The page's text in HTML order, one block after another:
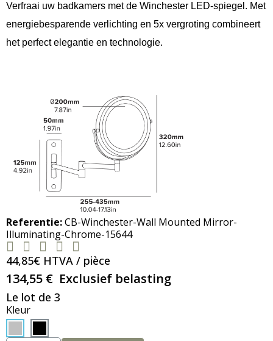
Verfraai uw badkamers met de Winchester LED-spiegel. Met
energiebesparende verlichting en 5x vergroting combineert
het perfect elegantie en technologie.
Referentie CB-Winchester-Wall Mounted Mirror-
Illuminating-Chrome-15644
    
44,85€ HTVA / pièce
134,55 € Exclusief belasting
Le lot de 3
Kleur